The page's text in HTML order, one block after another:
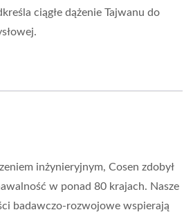
ciągłe dążenie Tajwanu do
inżynieryjnym, Cosen zdobył
w ponad 80 krajach. Nasze
badawczo-rozwojowe wspierają